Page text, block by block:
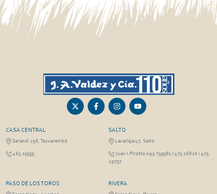
CASA CENTRAL
Sarandí 236, Tacuarembó
463 25555
SALTO
Lavalleja 47, Salto
Juan I.Pirotto 099 735581 / 473 26826 / 473
29757
PASO DE LOS TOROS RIVERA